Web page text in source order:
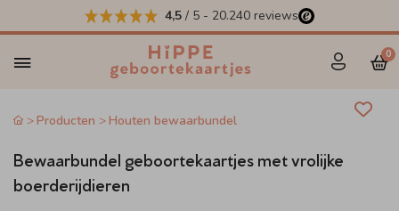
4,5 / 5 - 20.240 reviews
0
Producten Houten bewaarbundel
Bewaarbundel geboortekaartjes met vrolijke
boerderijdieren